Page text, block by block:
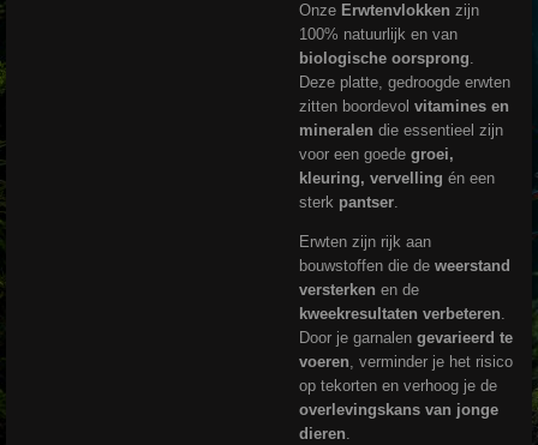
Onze Erwtenvlokken zijn
100% natuurlijk en van
biologische oorsprong.
Deze platte, gedroogde erwten
zitten boordevol vitamines en
mineralen die essentieel zijn
voor een goede groei,
kleuring, vervelling én een
sterk pantser.
Erwten zijn rijk aan
bouwstoffen die de weerstand
versterken en de
kweekresultaten verbeteren.
Door je garnalen gevarieerd te
voeren, verminder je het risico
op tekorten en verhoog je de
overlevingskans van jonge
dieren.